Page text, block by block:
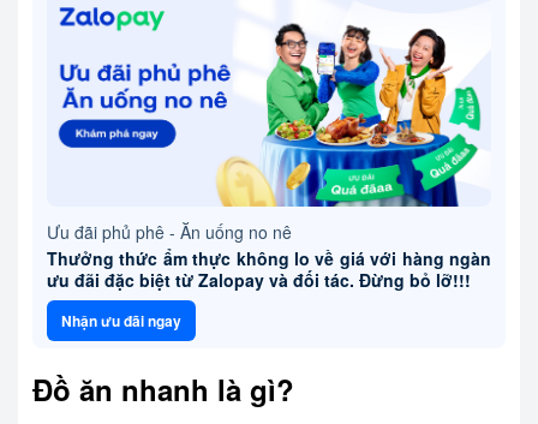
Ưu đãi phủ phê - Ăn uống no nê
Thưởng thức ẩm thực không lo về giá với hàng ngàn
ưu đãi đặc biệt từ Zalopay và đối tác. Đừng bỏ lỡ!!!
Nhận ưu đãi ngay
Đồ ăn nhanh là gì?